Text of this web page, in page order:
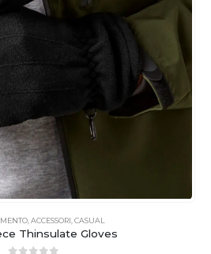
ACCESSORI CASUAL
Thinsulate Gloves